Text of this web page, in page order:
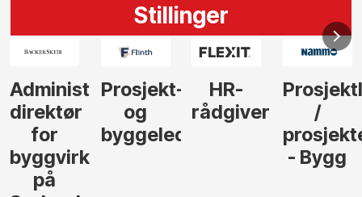
Stillinger
HR-
rådgiver
Prosjektleder
/
prosjekteringsleder
Vi
behøver
elektrofagfolk
Anlegg
søker
Elektro